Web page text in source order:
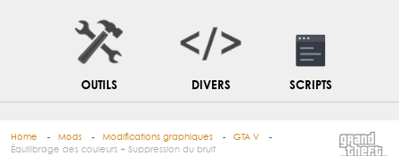
OUTILS DIVERS SCRIPTS
Home Mods Modifications graphiques
GTA V
Équilibrage des couleurs + Suppression du bruit